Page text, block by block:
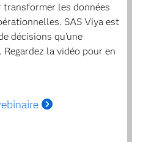
les données
SAS Viya est
décisions qu'une
la vidéo pour en